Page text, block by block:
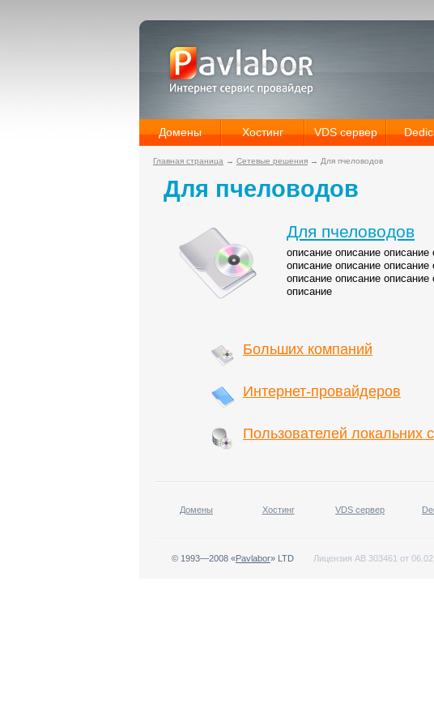
Домены Хостинг VDS сервер
Главная страница → Сетевые решения → Для пчеловодов
Для пчеловодов
Для пчеловодов
описание описание
описание описание
описание описание
описание
Больших компаний
Интернет-провайдеров
Пользователей локальних
Домены Хостинг VDS сервер
© 1993—2008 «Pavlabor» LTD Лицензия АВ 303461 от